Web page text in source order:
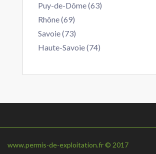
Puy-de-Dôme (63)
Rhône (69)
Savoie (73)
Haute-Savoie (74)
www.permis-de-exploitation.fr © 2017